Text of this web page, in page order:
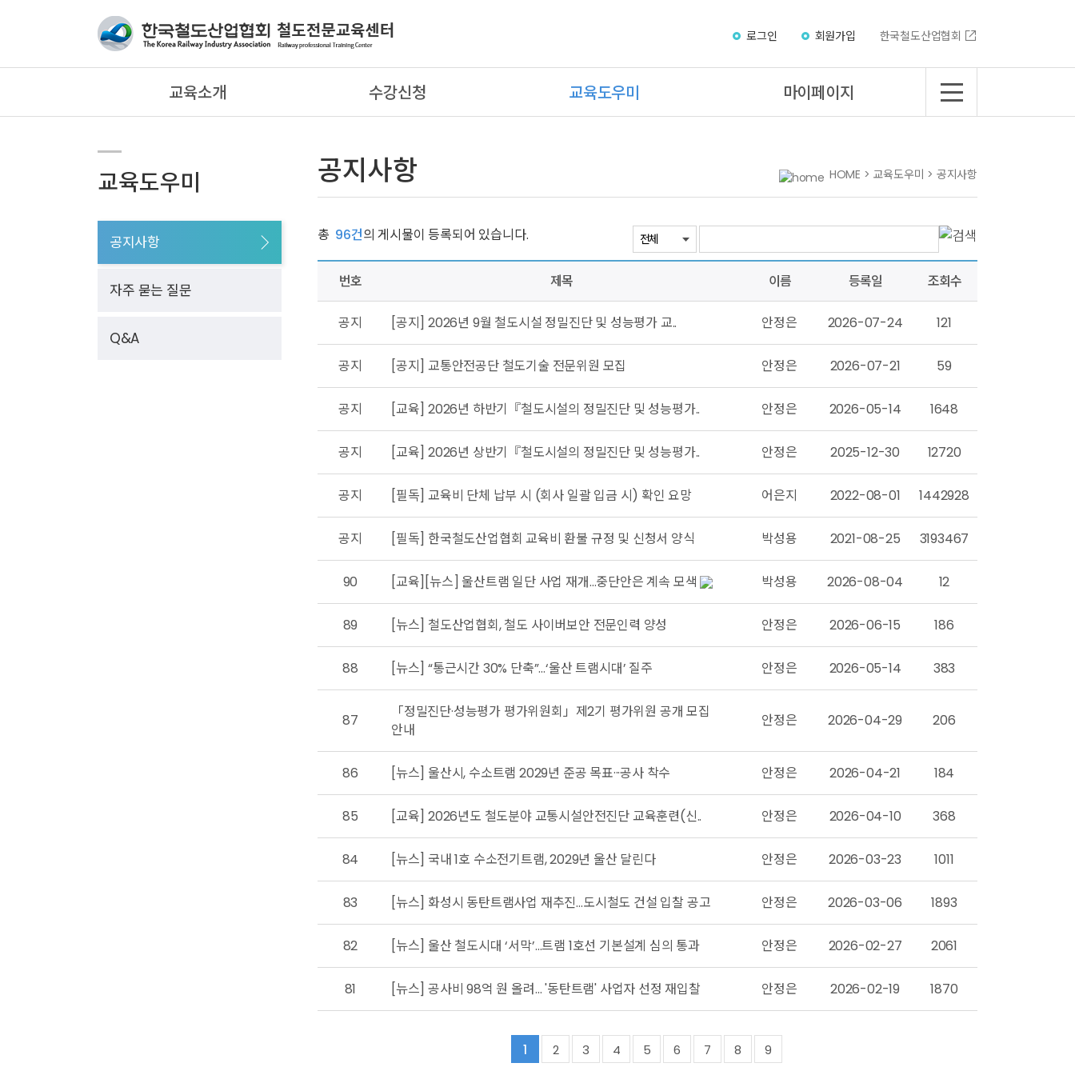
로그인 회원가입 한국철도산업협회
교육소개 수강신청 교육도우미 마이페이지
교육도우미
공지사항
자주 묻는 질문
Q&A
HOME > 교육도우미 > 공지사항
공지사항
총 96건의 게시물이 등록되어 있습니다.
번호 제목 이름 등록일 조회수
공지 [공지] 2026년 9월 철도시설 정밀진단 및 성능평가 교.. 안정은 2026-07-24 121
공지 [공지] 교통안전공단 철도기술 전문위원 모집 안정은 2026-07-21 59
공지 [교육] 2026년 하반기『철도시설의 정밀진단 및 성능평가.. 안정은 2026-05-14 1648
공지 [교육] 2026년 상반기『철도시설의 정밀진단 및 성능평가.. 안정은 2025-12-30 12720
공지 [필독] 교육비 단체 납부 시 (회사 일괄 입금 시) 확인 요망 어은지 2022-08-01 1442928
공지 [필독] 한국철도산업협회 교육비 환불 규정 및 신청서 양식 박성용 2021-08-25 3193467
90 [교육][뉴스] 울산트램 일단 사업 재개…중단안은 계속 모색 박성용 2026-08-04 12
89 [뉴스] 철도산업협회, 철도 사이버보안 전문인력 양성 안정은 2026-06-15 186
88 [뉴스] “통근시간 30% 단축”…‘울산 트램시대’ 질주 안정은 2026-05-14 383
87
「정밀진단·성능평가 평가위원회」제2기 평가위원 공개 모집
안내
안정은 2026-04-29 206
86 [뉴스] 울산시, 수소트램 2029년 준공 목표···공사 착수 안정은 2026-04-21 184
85 [교육] 2026년도 철도분야 교통시설안전진단 교육훈련(신.. 안정은 2026-04-10 368
84 [뉴스] 국내 1호 수소전기트램, 2029년 울산 달린다 안정은 2026-03-23 1011
83 [뉴스] 화성시 동탄트램사업 재추진…도시철도 건설 입찰 공고 안정은 2026-03-06 1893
82 [뉴스] 울산 철도시대 ‘서막’…트램 1호선 기본설계 심의 통과 안정은 2026-02-27 2061
81 [뉴스] 공사비 98억 원 올려… '동탄트램' 사업자 선정 재입찰 안정은 2026-02-19 1870
1 2 3 4 5 6 7 8 9